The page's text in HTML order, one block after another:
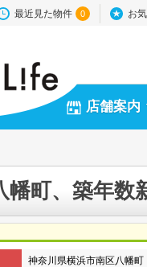
最近見た物件 0 お
店舗案内
町、築年数
神奈川県横浜市南区八幡町